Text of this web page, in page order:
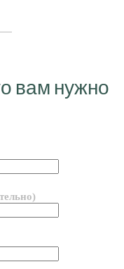
вам нужно